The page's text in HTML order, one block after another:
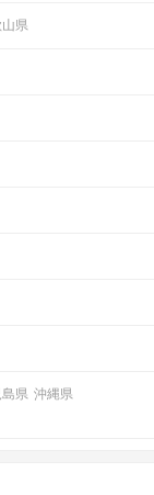
県
島県 沖縄県